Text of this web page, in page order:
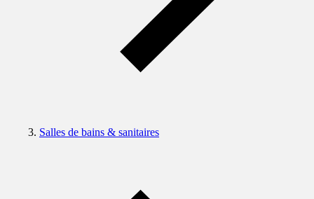
Salles de bains & sanitaires